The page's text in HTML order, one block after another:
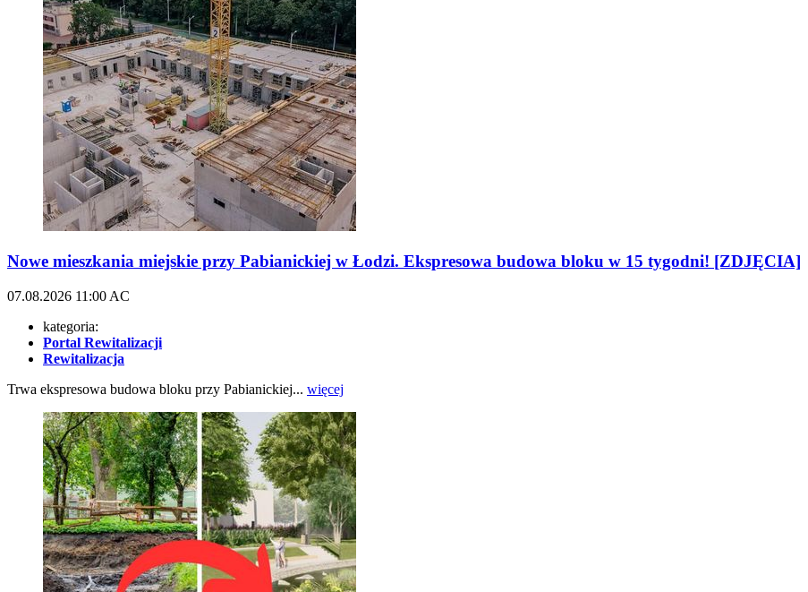
Nowe mieszkania miejskie przy Pabianickiej w Łodzi. Ekspresowa budowa bloku w 15 tygodni! [ZDJĘCIA]
07.08.2026 11:00 AC
kategoria:
Portal Rewitalizacji
Rewitalizacja
Trwa ekspresowa budowa bloku przy Pabianickiej... więcej